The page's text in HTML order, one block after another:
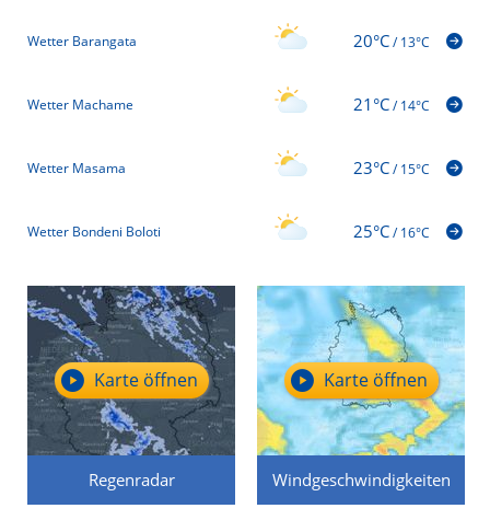
Wetter Barangata 20°C/13°C
Wetter Machame 21°C/14°C
Wetter Masama 23°C/15°C
Wetter Bondeni Boloti 25°C/16°C
Regenradar
Karte öffnen
Windgeschwindigkeiten
Karte öffnen